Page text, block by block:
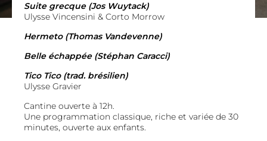
Suite grecque (Jos Wuytack)
Ulysse Vincensini & Corto Morrow
Hermeto (Thomas Vandevenne)
Belle échappée (Stéphan Caracci)
Tico Tico (trad. brésilien)
Ulysse Gravier
Cantine ouverte à 12h.
Une programmation classique, riche et variée de 30
minutes, ouverte aux enfants.